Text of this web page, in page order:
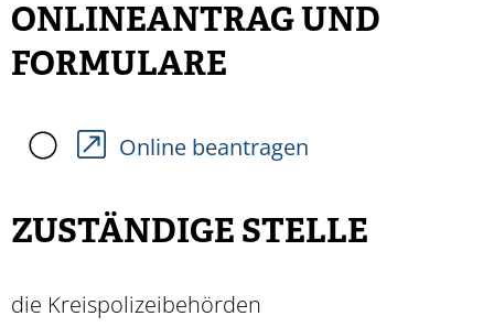
ONLINEANTRAG UND
FORMULARE
Online beantragen
ZUSTÄNDIGE STELLE
die Kreispolizeibehörden